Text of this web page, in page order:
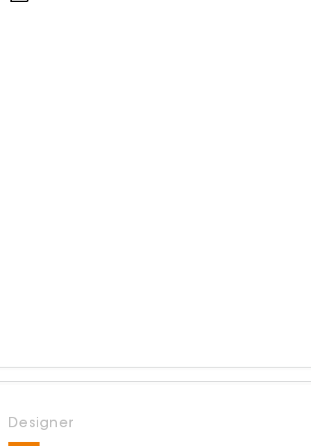
Designer